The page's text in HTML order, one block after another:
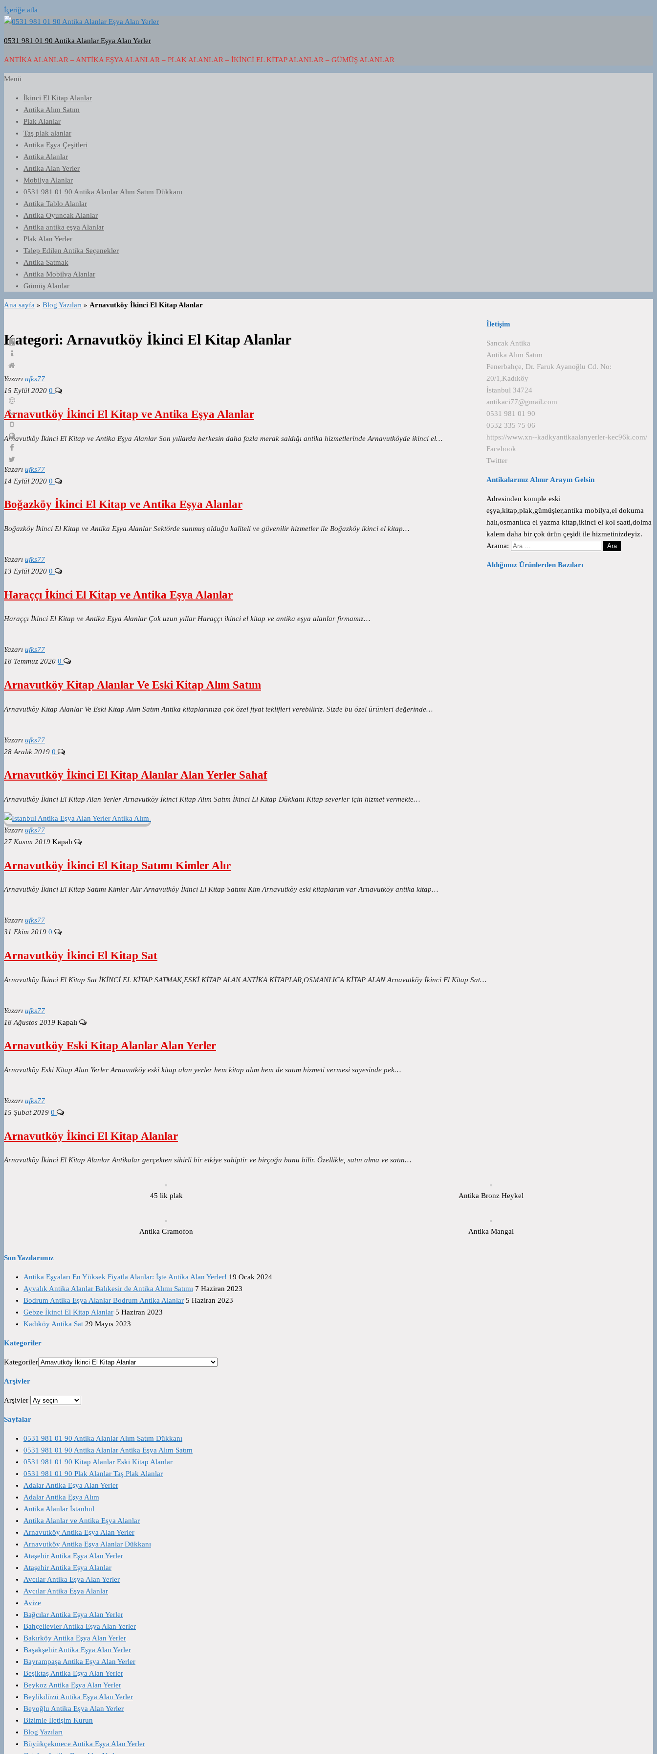
İçeriğe atla
0531 981 01 90 Antika Alanlar Eşya Alan Yerler
ANTIKA ALANLAR – ANTIKA EŞYA ALANLAR – PLAK ALANLAR – İKINCI EL KITAP ALANLAR – GÜMÜŞ ALANLAR
Menü
İkinci El Kitap Alanlar
Antika Alım Satım
Plak Alanlar
Taş plak alanlar
Antika Eşya Çeşitleri
Antika Alanlar
Antika Alan Yerler
Mobilya Alanlar
0531 981 01 90 Antika Alanlar Alım Satım Dükkanı
Antika Tablo Alanlar
Antika Oyuncak Alanlar
Antika antika eşya Alanlar
Plak Alan Yerler
Talep Edilen Antika Seçenekler
Antika Satmak
Antika Mobilya Alanlar
Gümüş Alanlar
Ana sayfa » Blog Yazıları » Arnavutköy İkinci El Kitap Alanlar
Kategori: Arnavutköy İkinci El Kitap Alanlar
Yazarı ufks77
15 Eylül 2020 0
Arnavutköy İkinci El Kitap ve Antika Eşya Alanlar
Arnavutköy İkinci El Kitap ve Antika Eşya Alanlar Son yıllarda herkesin daha fazla merak saldığı antika hizmetlerinde Arnavutköyde ikinci el…
Yazarı ufks77
14 Eylül 2020 0
Boğazköy İkinci El Kitap ve Antika Eşya Alanlar
Boğazköy İkinci El Kitap ve Antika Eşya Alanlar Sektörde sunmuş olduğu kaliteli ve güvenilir hizmetler ile Boğazköy ikinci el kitap…
Yazarı ufks77
13 Eylül 2020 0
Haraççı İkinci El Kitap ve Antika Eşya Alanlar
Haraççı İkinci El Kitap ve Antika Eşya Alanlar Çok uzun yıllar Haraççı ikinci el kitap ve antika eşya alanlar firmamız…
Yazarı ufks77
18 Temmuz 2020 0
Arnavutköy Kitap Alanlar Ve Eski Kitap Alım Satım
Arnavutköy Kitap Alanlar Ve Eski Kitap Alım Satım Antika kitaplarınıza çok özel fiyat teklifleri verebiliriz. Sizde bu özel ürünleri değerinde…
Yazarı ufks77
28 Aralık 2019 0
Arnavutköy İkinci El Kitap Alanlar Alan Yerler Sahaf
Arnavutköy İkinci El Kitap Alan Yerler Arnavutköy İkinci Kitap Alım Satım İkinci El Kitap Dükkanı Kitap severler için hizmet vermekte…
Yazarı ufks77
27 Kasım 2019 Kapalı
Arnavutköy İkinci El Kitap Satımı Kimler Alır
Arnavutköy İkinci El Kitap Satımı Kimler Alır Arnavutköy İkinci El Kitap Satımı Kim Arnavutköy eski kitaplarım var Arnavutköy antika kitap…
Yazarı ufks77
31 Ekim 2019 0
Arnavutköy İkinci El Kitap Sat
Arnavutköy İkinci El Kitap Sat İKİNCİ EL KİTAP SATMAK,ESKİ KİTAP ALAN ANTİKA KİTAPLAR,OSMANLICA KİTAP ALAN Arnavutköy İkinci El Kitap Sat…
Yazarı ufks77
18 Ağustos 2019 Kapalı
Arnavutköy Eski Kitap Alanlar Alan Yerler
Arnavutköy Eski Kitap Alan Yerler Arnavutköy eski kitap alan yerler hem kitap alım hem de satım hizmeti vermesi sayesinde pek…
Yazarı ufks77
15 Şubat 2019 0
Arnavutköy İkinci El Kitap Alanlar
Arnavutköy İkinci El Kitap Alanlar Antikalar gerçekten sihirli bir etkiye sahiptir ve birçoğu bunu bilir. Özellikle, satın alma ve satın…
İletişim
Sancak Antika
Antika Alım Satım
Fenerbahçe, Dr. Faruk Ayanoğlu Cd. No:
20/1,Kadıköy
İstanbul 34724
antikaci77@gmail.com
0531 981 01 90
0532 335 75 06
https://www.xn--kadkyantikaalanyerler-kec96k.com/
Facebook
Twitter
Antikalarınız Alınır Arayın Gelsin
Adresinden komple eski
eşya,kitap,plak,gümüşler,antika mobilya,el dokuma
halı,osmanlıca el yazma kitap,ikinci el kol saati,dolma
kalem daha bir çok ürün çeşidi ile hizmetinizdeyiz.
Arama:
Aldığımız Ürünlerden Bazıları
45 lik plak Antika Bronz Heykel
Antika Gramofon Antika Mangal
Son Yazılarımız
Antika Eşyaları En Yüksek Fiyatla Alanlar: İşte Antika Alan Yerler! 19 Ocak 2024
Ayvalık Antika Alanlar Balıkesir de Antika Alımı Satımı 7 Haziran 2023
Bodrum Antika Eşya Alanlar Bodrum Antika Alanlar 5 Haziran 2023
Gebze İkinci El Kitap Alanlar 5 Haziran 2023
Kadıköy Antika Sat 29 Mayıs 2023
Kategoriler
Kategoriler
Arşivler
Arşivler
Sayfalar
0531 981 01 90 Antika Alanlar Alım Satım Dükkanı
0531 981 01 90 Antika Alanlar Antika Eşya Alım Satım
0531 981 01 90 Kitap Alanlar Eski Kitap Alanlar
0531 981 01 90 Plak Alanlar Taş Plak Alanlar
Adalar Antika Eşya Alan Yerler
Adalar Antika Eşya Alım
Antika Alanlar İstanbul
Antika Alanlar ve Antika Eşya Alanlar
Arnavutköy Antika Eşya Alan Yerler
Arnavutköy Antika Eşya Alanlar Dükkanı
Ataşehir Antika Eşya Alan Yerler
Ataşehir Antika Eşya Alanlar
Avcılar Antika Eşya Alan Yerler
Avcılar Antika Eşya Alanlar
Avize
Bağcılar Antika Eşya Alan Yerler
Bahçelievler Antika Eşya Alan Yerler
Bakırköy Antika Eşya Alan Yerler
Başakşehir Antika Eşya Alan Yerler
Bayrampaşa Antika Eşya Alan Yerler
Beşiktaş Antika Eşya Alan Yerler
Beykoz Antika Eşya Alan Yerler
Beylikdüzü Antika Eşya Alan Yerler
Beyoğlu Antika Eşya Alan Yerler
Bizimle İletişim Kurun
Blog Yazıları
Büyükçekmece Antika Eşya Alan Yerler